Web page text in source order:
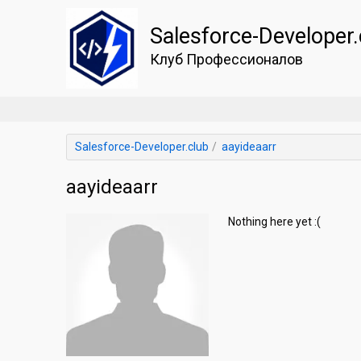
Salesforce-
Клуб Профессионалов
Salesforce-Developer.club aayideaarr
aayideaarr
Nothing here yet :(